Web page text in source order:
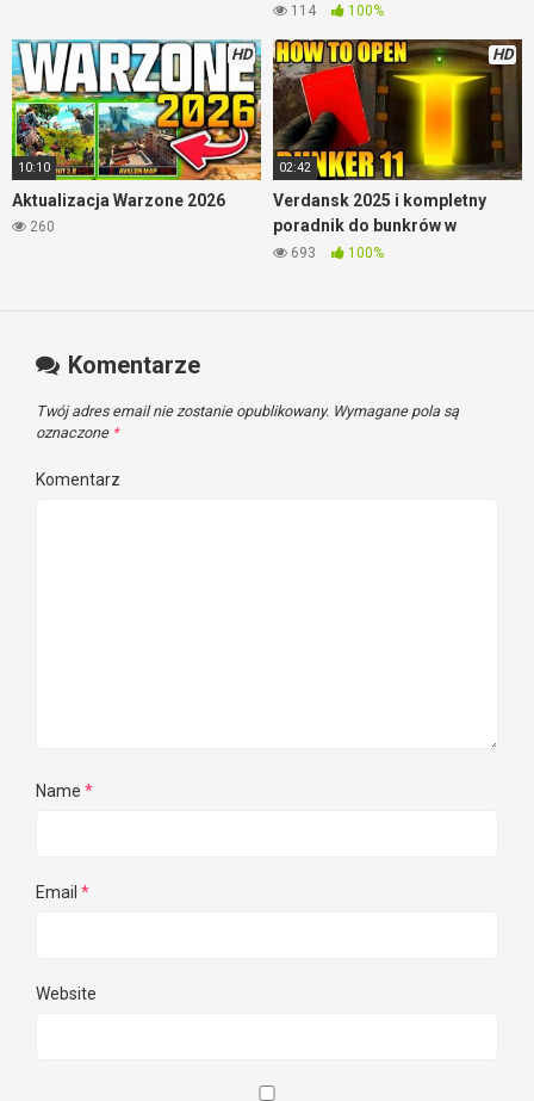
114 100%
HD
10:10
Aktualizacja Warzone 2026
260
HD
02:42
Verdansk 2025 i kompletny
poradnik do bunkrów w
Warzone
693 100%
Komentarze
Twój adres email nie zostanie opublikowany. Wymagane pola są
oznaczone *
Komentarz
Name *
Email *
Website